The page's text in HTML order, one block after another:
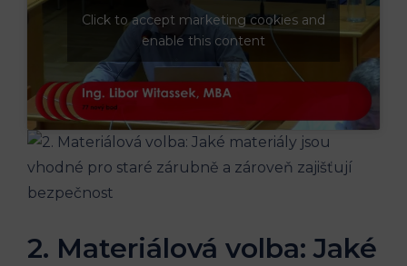
Click to accept marketing cookies and
enable this content
2. Materiálová volba: Jaké